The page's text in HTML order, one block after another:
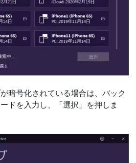
暗号化されている場合は、バック
ドを入力し、「選択」を押しま